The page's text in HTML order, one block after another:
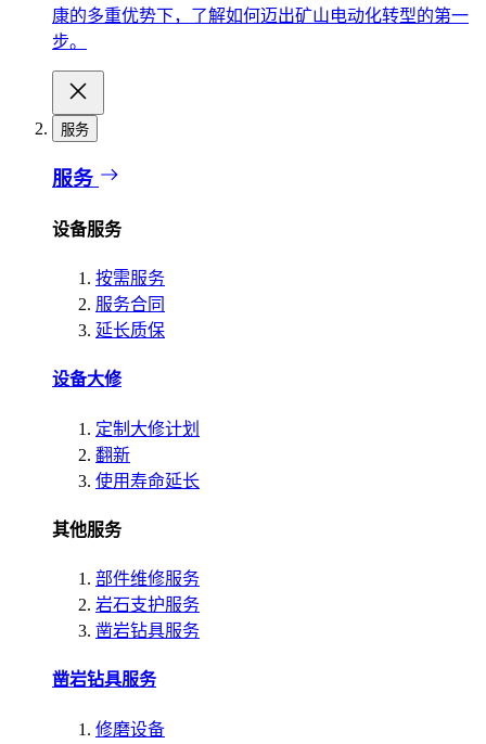
康的多重优势下，了解如何迈出矿山电动化转型的第一
步。
服务
服务
设备服务
按需服务
服务合同
延长质保
设备大修
定制大修计划
翻新
使用寿命延长
其他服务
部件维修服务
岩石支护服务
凿岩钻具服务
凿岩钻具服务
修磨设备